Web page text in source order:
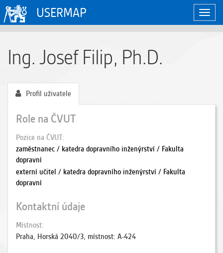
USERMAP
Ing. Josef Filip, Ph.D.
Profil uživatele
Role na ČVUT
Pozice na ČVUT
zaměstnanec / katedra dopravního inženýrství / Fakulta
dopravní
externí učitel / katedra dopravního inženýrství / Fakulta
dopravní
Kontaktní údaje
Místnost
Praha, Horská 2040/3, místnost: A-424